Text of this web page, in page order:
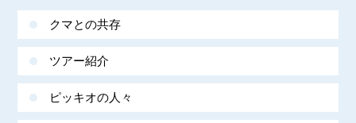
クマとの共存
ツアー紹介
ピッキオの人々